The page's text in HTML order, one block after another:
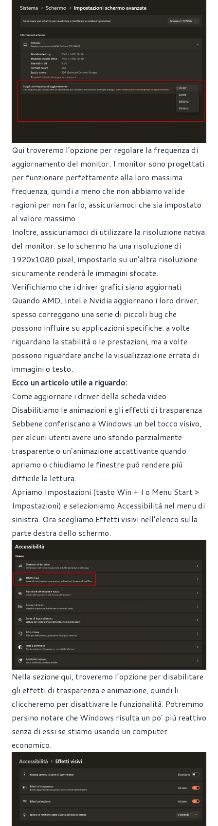
Qui troveremo l’opzione per regolare la frequenza di
aggiornamento del monitor. I monitor sono progettati
per funzionare perfettamente alla loro massima
frequenza, quindi a meno che non abbiamo valide
ragioni per non farlo, assicuriamoci che sia impostato
al valore massimo.
Inoltre, assicuriamoci di utilizzare la risoluzione nativa
del monitor: se lo schermo ha una risoluzione di
1920x1080 pixel, impostarlo su un’altra risoluzione
sicuramente renderà le immagini sfocate.
Verifichiamo che i driver grafici siano aggiornati
Quando AMD, Intel e Nvidia aggiornano i loro driver,
spesso correggono una serie di piccoli bug che
possono influire su applicazioni specifiche: a volte
riguardano la stabilità o le prestazioni, ma a volte
possono riguardare anche la visualizzazione errata di
immagini o testo.
Ecco un articolo utile a riguardo:
Come aggiornare i driver della scheda video
Disabilitiamo le animazioni e gli effetti di trasparenza
Sebbene conferiscano a Windows un bel tocco visivo,
per alcuni utenti avere uno sfondo parzialmente
trasparente o un’animazione accattivante quando
apriamo o chiudiamo le finestre può rendere più
difficile la lettura.
Apriamo Impostazioni (tasto Win + I o Menu Start >
Impostazioni) e selezioniamo Accessibilità nel menu di
sinistra. Ora scegliamo Effetti visivi nell’elenco sulla
parte destra dello schermo.
Nella sezione qui, troveremo l’opzione per disabilitare
gli effetti di trasparenza e animazione, quindi li
cliccheremo per disattivare le funzionalità. Potremmo
persino notare che Windows risulta un po’ più reattivo
senza di essi se stiamo usando un computer
economico.